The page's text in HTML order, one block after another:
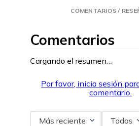
COMENTARIOS /
Comentarios
Cargando el resumen…
Por favor, inicia sesión
comentario.
Más reciente Todos